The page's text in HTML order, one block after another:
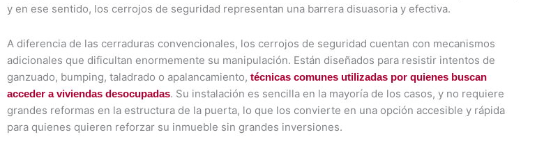
y en ese sentido, los cerrojos de seguridad representan una barrera disuasoria y efectiva.
A diferencia de las cerraduras convencionales, los cerrojos de seguridad cuentan con mecanismos
adicionales que dificultan enormemente su manipulación. Están diseñados para resistir intentos de
ganzuado, bumping, taladrado o apalancamiento, técnicas comunes utilizadas por quienes buscan
acceder a viviendas desocupadas. Su instalación es sencilla en la mayoría de los casos, y no requiere
grandes reformas en la estructura de la puerta, lo que los convierte en una opción accesible y rápida
para quienes quieren reforzar su inmueble sin grandes inversiones.